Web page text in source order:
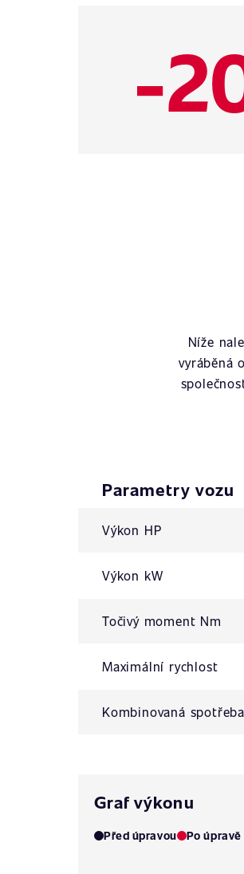
-
Níže
vyráběná
Parametry vozu
Výkon HP
Výkon kW
Točivý moment Nm
Maximální rychlost
Kombinovaná spotřeba
Graf výkonu
Před úpravou Po úpravě